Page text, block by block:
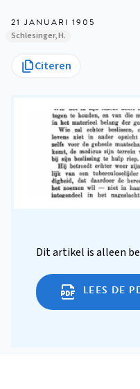
21 JANUARI 1905
Schlesinger, H.
Citeren
Dit artikel is alleen
LEES DE